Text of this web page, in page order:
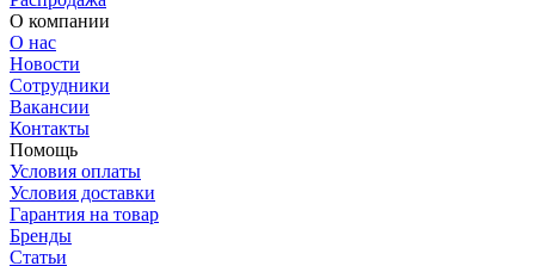
О компании
О нас
Новости
Сотрудники
Вакансии
Контакты
Помощь
Условия оплаты
Условия доставки
Гарантия на товар
Бренды
Статьи